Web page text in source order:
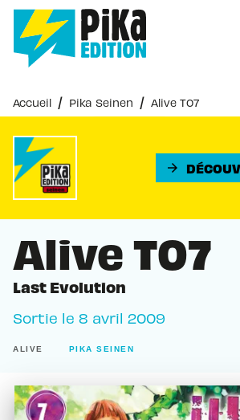
MENU RECHERCHE
PIED DE PAGE
Accueil / Pika Seinen / Alive T07
arrow_forward
Alive T07
Last Evolution
Sortie le 8 avril 2009
ALIVE PIKA SEINEN